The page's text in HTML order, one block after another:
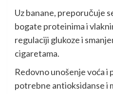
Uz banane, preporučuje
bogate proteinima i
regulaciji glukoze i
cigaretama.
Redovno unošenje voća i
potrebne antioksidanse i